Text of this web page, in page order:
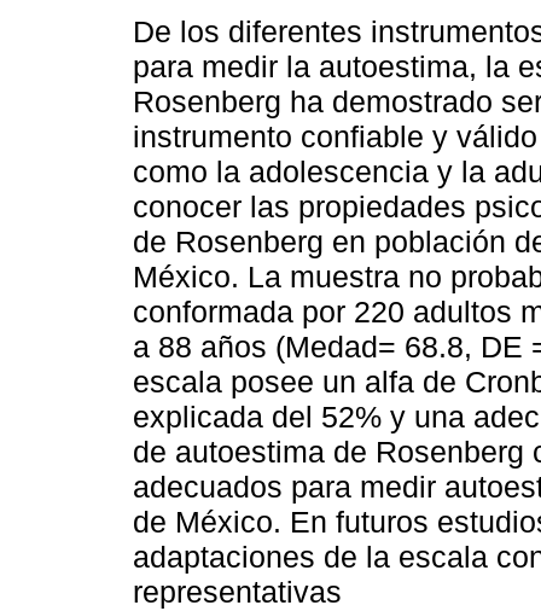
De los diferentes
para medir la autoestima, la
Rosenberg ha demostrado
instrumento confiable y
como la adolescencia y la
conocer las propiedades
de Rosenberg en población
México. La muestra no
conformada por 220 adultos
a 88 años (Medad= 68.8, DE
escala posee un alfa de
explicada del 52% y una
de autoestima de
adecuados para medir
de México. En futuros
adaptaciones de la escala
representativas